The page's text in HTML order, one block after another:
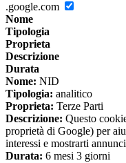
.google.com
Nome
Tipologia
Proprieta
Descrizione
Durata
Nome: NID
Tipologia: analitico
Proprieta: Terze Parti
Descrizione: Questo
proprietà di Google) per
interessi e mostrarti
Durata: 6 mesi 3 giorni